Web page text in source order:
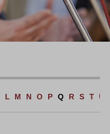
L M N O P Q R S T U